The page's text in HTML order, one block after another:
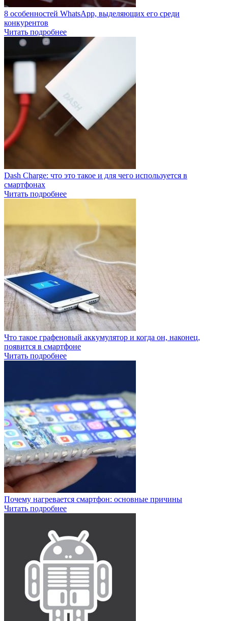
8 особенностей WhatsApp, выделяющих его среди
конкурентов
Читать подробнее
Dash Charge: что это такое и для чего используется в
смартфонах
Читать подробнее
Что такое графеновый аккумулятор и когда он, наконец,
появится в смартфоне
Читать подробнее
Почему нагревается смартфон: основные причины
Читать подробнее